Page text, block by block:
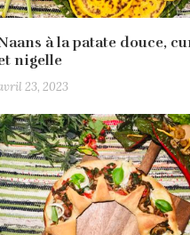
à la patate douce,
nigelle
23, 2023